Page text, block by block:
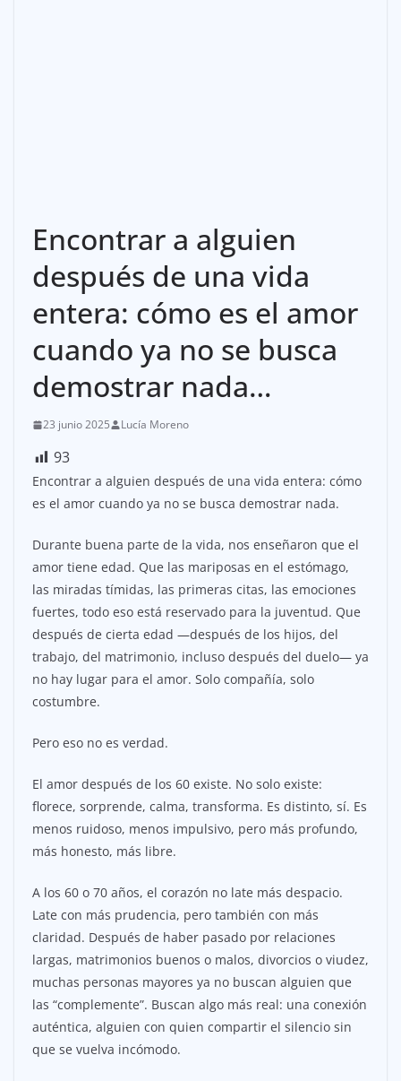
Encontrar a alguien
después de una vida
entera: cómo es el amor
cuando ya no se busca
demostrar nada…
23 junio 2025 Lucía Moreno
93
Encontrar a alguien después de una vida entera: cómo
es el amor cuando ya no se busca demostrar nada.
Durante buena parte de la vida, nos enseñaron que el
amor tiene edad. Que las mariposas en el estómago,
las miradas tímidas, las primeras citas, las emociones
fuertes, todo eso está reservado para la juventud. Que
después de cierta edad —después de los hijos, del
trabajo, del matrimonio, incluso después del duelo— ya
no hay lugar para el amor. Solo compañía, solo
costumbre.
Pero eso no es verdad.
El amor después de los 60 existe. No solo existe:
florece, sorprende, calma, transforma. Es distinto, sí. Es
menos ruidoso, menos impulsivo, pero más profundo,
más honesto, más libre.
A los 60 o 70 años, el corazón no late más despacio.
Late con más prudencia, pero también con más
claridad. Después de haber pasado por relaciones
largas, matrimonios buenos o malos, divorcios o viudez,
muchas personas mayores ya no buscan alguien que
las “complemente”. Buscan algo más real: una conexión
auténtica, alguien con quien compartir el silencio sin
que se vuelva incómodo.